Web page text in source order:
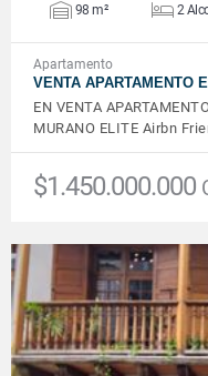
98 m² 2
Apartamento
VENTA APARTAMENTO
EN VENTA
MURANO ELITE Airbn
$1.450.000.000